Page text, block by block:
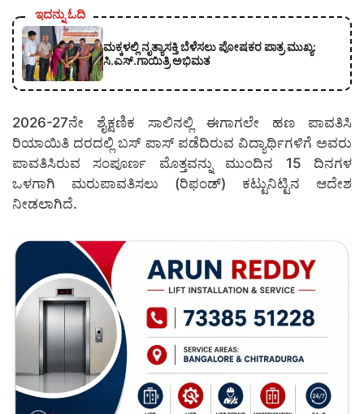
ಇದನ್ನು ಓದಿ
ಮಕ್ಕಳಲ್ಲಿ ನೃತ್ಯಾಸಕ್ತಿ ಬೆಳೆಸಲು ಪೋಷಕರ ಪಾತ್ರ ಮುಖ್ಯ:
ಸಿ.ಎಸ್.ಗಾಯಿತ್ರಿ ಅಭಿಮತ
2026-27ನೇ ಶೈಕ್ಷಣಿಕ ಸಾಲಿನಲ್ಲಿ ಈಗಾಗಲೇ ಹಣ ಪಾವತಿಸಿ
ರಿಯಾಯಿತಿ ದರದಲ್ಲಿ ಬಸ್ ಪಾಸ್ ಪಡೆದಿರುವ ವಿದ್ಯಾರ್ಥಿಗಳಿಗೆ ಅವರು
ಪಾವತಿಸಿರುವ ಸಂಪೂರ್ಣ ಮೊತ್ತವನ್ನು ಮುಂದಿನ 15 ದಿನಗಳ
ಒಳಗಾಗಿ ಮರುಪಾವತಿಸಲು (ರಿಫಂಡ್) ಕಟ್ಟುನಿಟ್ಟಿನ ಆದೇಶ
ನೀಡಲಾಗಿದೆ.